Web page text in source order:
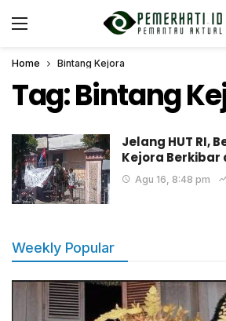
Home Bintang Kejora
Tag:Bintang
Jelang HUT RI,
Kejora Berkibar
Agu 16, 8:48 pm
Weekly Popular